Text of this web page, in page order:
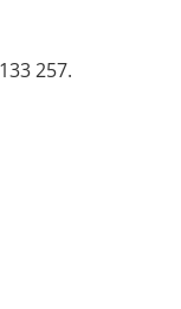
257.